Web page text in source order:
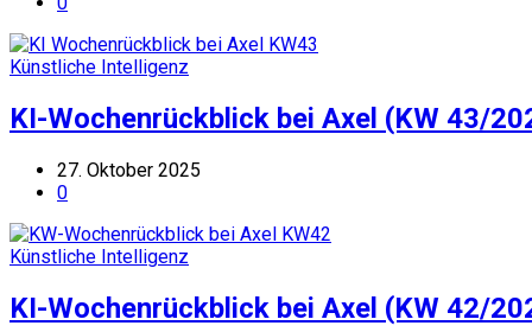
Künstliche Intelligenz
KI-Wochenrückblick bei Axel (KW 43/
27. Oktober 2025
0
Künstliche Intelligenz
KI-Wochenrückblick bei Axel (KW 42/